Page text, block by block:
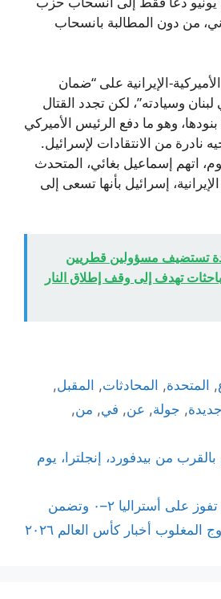
من دون المطالبة بانسحاب
الإيرانية على “ضمان
وسيادته”، لكن تجدد القتال
بنودها، وهو ما دفع الرئيس الأميركي
نادرة من الانتقادات لإسرائيل.
اتهم إسماعيل بغائي، المتحدث
إسرائيل بأنها تسعى إلى
تستضيف مسؤولين قطريين
تهدف إلى وقف إطلاق النار
, المتحدة, المحادثات, المقبل,
جديدة, جولة, عن, في, من,
من بيدفورد، إنجلترا، يوم
الولايات المتحدة تفوز على أستراليا ٢–٠ وتضمن
أخبار كأس العالم ٢٠٢٦